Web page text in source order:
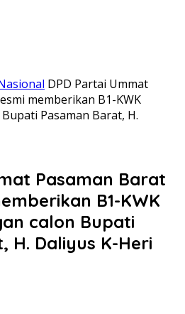
DPD Partai Ummat
memberikan B1-KWK
Pasaman Barat, H.
Pasaman Barat
B1-KWK
calon Bupati
H. Daliyus K-Heri